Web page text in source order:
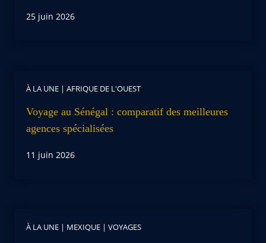
25 juin 2026
À LA UNE | AFRIQUE DE L'OUEST
Voyage au Sénégal : comparatif des meilleures
agences spécialisées
11 juin 2026
À LA UNE | MEXIQUE | VOYAGES